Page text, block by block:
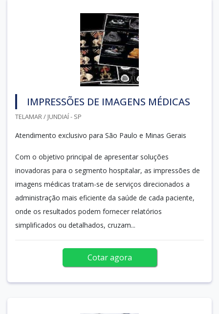
IMPRESSÕES DE IMAGENS MÉDICAS
TELAMAR / JUNDIAÍ - SP
Atendimento exclusivo para São Paulo e Minas Gerais
Com o objetivo principal de apresentar soluções
inovadoras para o segmento hospitalar, as impressões de
imagens médicas tratam-se de serviços direcionados a
administração mais eficiente da saúde de cada paciente,
onde os resultados podem fornecer relatórios
simplificados ou detalhados, cruzam...
Cotar agora